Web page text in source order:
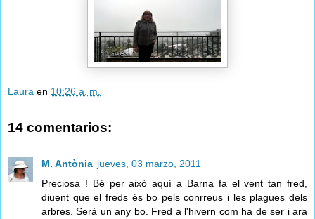
Laura en 10:26 a. m.
14 comentarios:
M. Antònia jueves, 03 marzo, 2011
Preciosa ! Bé per això aquí a Barna fa el vent tan fred,
diuent que el freds és bo pels conrreus i les plagues dels
arbres. Serà un any bo. Fred a l'hivern com ha de ser i ara